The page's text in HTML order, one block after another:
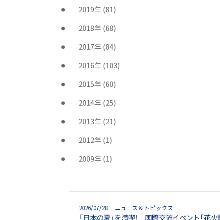
2026/07/28 ニュース＆トピックス
「日本の夏」を満喫！ 国際交流イベント「花
2019年(81)
2018年(68)
2017年(84)
2016年(103)
2015年(60)
2014年(25)
2013年(21)
2012年(1)
2009年(1)